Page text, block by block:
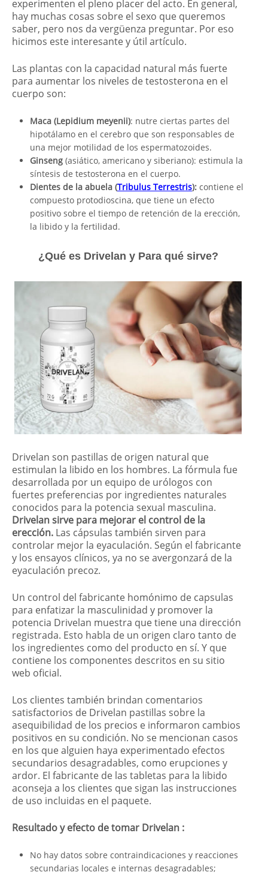
experimenten el pleno placer del acto. En general,
hay muchas cosas sobre el sexo que queremos
saber, pero nos da vergüenza preguntar. Por eso
hicimos este interesante y útil artículo.
Las plantas con la capacidad natural más fuerte
para aumentar los niveles de testosterona en el
cuerpo son:
Maca (Lepidium meyenii): nutre ciertas partes del
hipotálamo en el cerebro que son responsables de
una mejor motilidad de los espermatozoides.
Ginseng (asiático, americano y siberiano): estimula la
síntesis de testosterona en el cuerpo.
Dientes de la abuela (Tribulus Terrestris): contiene el
compuesto protodioscina, que tiene un efecto
positivo sobre el tiempo de retención de la erección,
la libido y la fertilidad.
¿Qué es Drivelan y Para qué sirve?
Drivelan son pastillas de origen natural que
estimulan la libido en los hombres. La fórmula fue
desarrollada por un equipo de urólogos con
fuertes preferencias por ingredientes naturales
conocidos para la potencia sexual masculina.
Drivelan sirve para mejorar el control de la
erección. Las cápsulas también sirven para
controlar mejor la eyaculación. Según el fabricante
y los ensayos clínicos, ya no se avergonzará de la
eyaculación precoz.
Un control del fabricante homónimo de capsulas
para enfatizar la masculinidad y promover la
potencia Drivelan muestra que tiene una dirección
registrada. Esto habla de un origen claro tanto de
los ingredientes como del producto en sí. Y que
contiene los componentes descritos en su sitio
web oficial.
Los clientes también brindan comentarios
satisfactorios de Drivelan pastillas sobre la
asequibilidad de los precios e informaron cambios
positivos en su condición. No se mencionan casos
en los que alguien haya experimentado efectos
secundarios desagradables, como erupciones y
ardor. El fabricante de las tabletas para la libido
aconseja a los clientes que sigan las instrucciones
de uso incluidas en el paquete.
Resultado y efecto de tomar Drivelan :
No hay datos sobre contraindicaciones y reacciones
secundarias locales e internas desagradables;